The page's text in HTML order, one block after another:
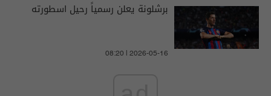
برشلونة يعلن رسمياً رحيل اسطورته
08:20 | 2026-05-16